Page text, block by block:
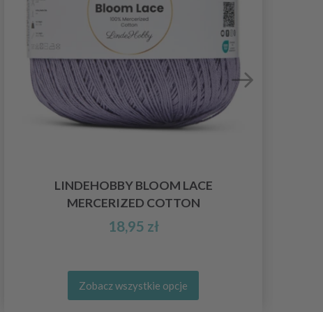
LINDEHOBBY BLOOM LACE
MERCERIZED COTTON
18,95 zł
Zobacz wszystkie opcje